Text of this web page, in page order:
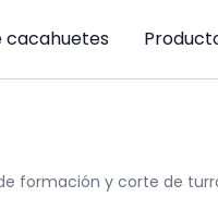
cacahuetes
formación y corte de